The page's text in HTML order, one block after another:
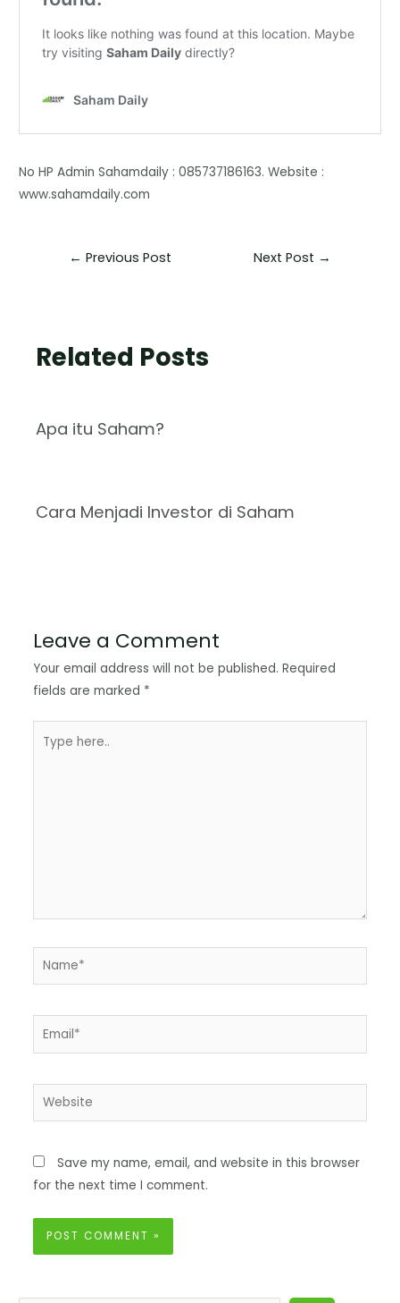
No HP Admin Sahamdaily : 085737186163. Website :
www.sahamdaily.com
← Previous Post Next Post →
Related Posts
Apa itu Saham?
Cara Menjadi Investor di Saham
Leave a Comment
Your email address will not be published. Required
fields are marked *
Save my name, email, and website in this browser
for the next time I comment.